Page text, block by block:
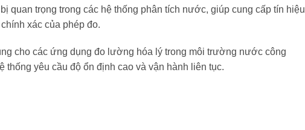
quan trọng trong các hệ thống phân tích nước, giúp cung cấp tín hiệu
xác của phép đo.
cho các ứng dụng đo lường hóa lý trong môi trường nước công
thống yêu cầu độ ổn định cao và vận hành liên tục.